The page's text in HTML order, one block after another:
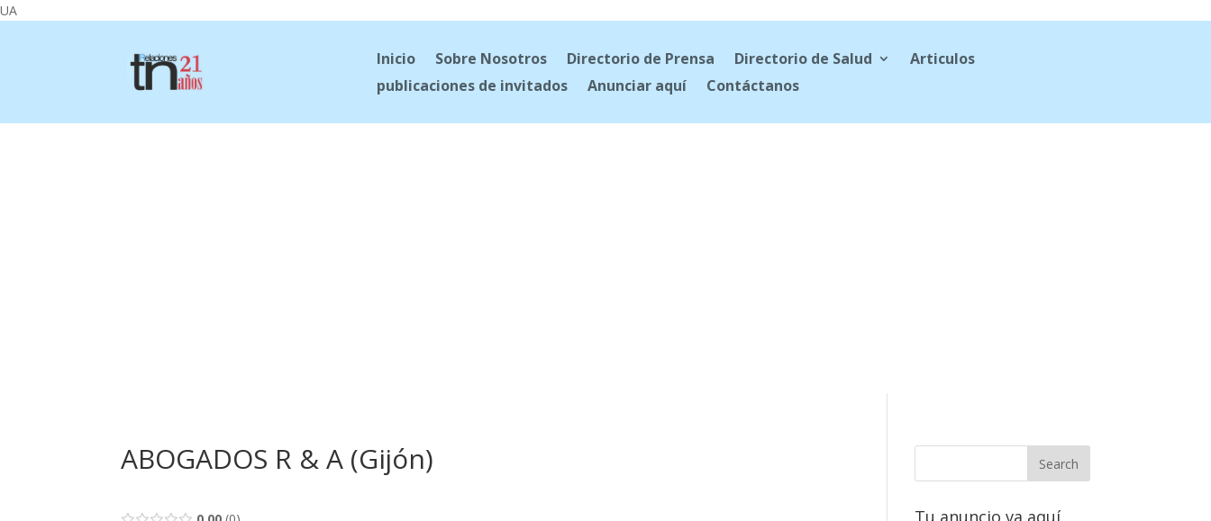
UA
Inicio Sobre Nosotros Directorio de Prensa Directorio de Salud
Articulos
publicaciones de invitados
Anunciar aquí Contáctanos
ABOGADOS R & A (Gijón)
Tu anuncio va aquí